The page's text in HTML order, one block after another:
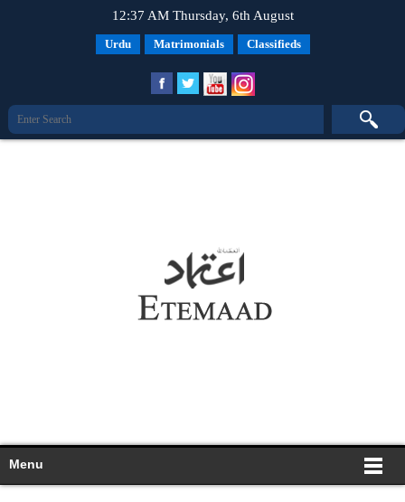
12:37 AM Thursday, 6th August
Urdu Matrimonials Classifieds
Menu